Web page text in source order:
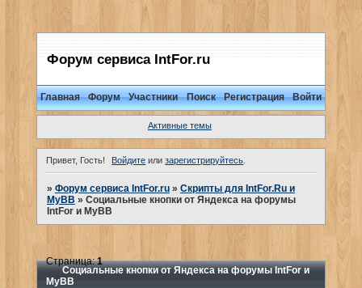
Форум сервиса IntFor.ru
Главная Форум Участники Поиск Регистрация Войти
Активные темы
Привет, Гость! Войдите илизарегистрируйтесь.
» Форум сервиса IntFor.ru » Скрипты для IntFor.Ru и
MyBB » Социальные кнопки от Яндекса на форумы
IntFor и MyBB
Социальные кнопки от Яндекса на форумы IntFor и
MyBB
Страница:1